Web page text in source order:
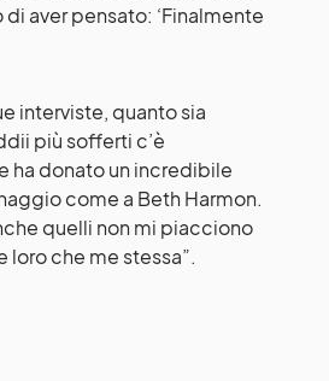
aver pensato: ‘Finalmente
interviste, quanto sia
più sofferti c’è
ha donato un incredibile
come a Beth Harmon.
quelli non mi piacciono
loro che me stessa”.